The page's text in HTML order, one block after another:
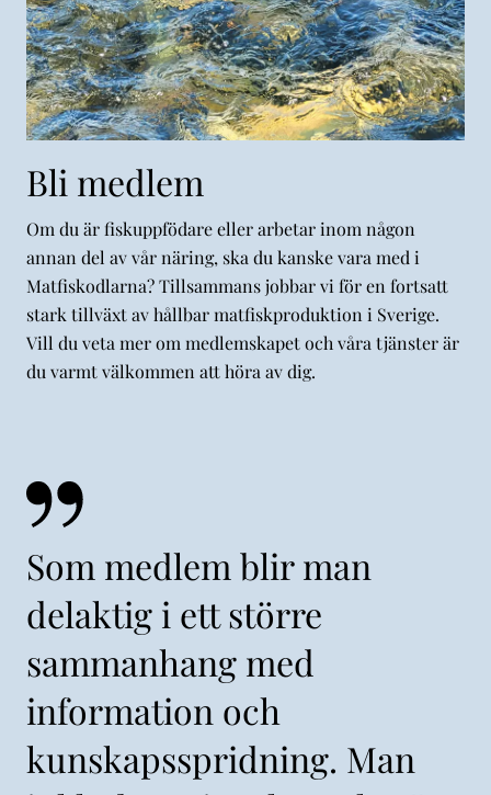
Bli medlem
Om du är fiskuppfödare eller arbetar inom någon
annan del av vår näring, ska du kanske vara med i
Matfiskodlarna? Tillsammans jobbar vi för en fortsatt
stark tillväxt av hållbar matfiskproduktion i Sverige.
Vill du veta mer om medlemskapet och våra tjänster är
du varmt välkommen att höra av dig.
Som medlem blir man
delaktig i ett större
sammanhang med
information och
kunskapsspridning. Man